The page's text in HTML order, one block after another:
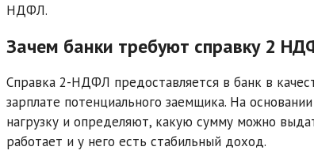
НДФЛ.
Зачем банки требуют справку 2
Справка 2-НДФЛ предоставляется в банк в
зарплате потенциального заемщика. На
нагрузку и определяют, какую сумму можно
работает и у него есть стабильный доход.